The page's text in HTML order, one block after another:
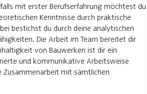
mit erster Berufserfahrung möchtest du
Kenntnisse durch praktische
bestichst du durch deine analytischen
Die Arbeit im Team bereitet dir
von Bauwerken ist dir ein
und kommunikative Arbeitsweise
mit sämtlichen